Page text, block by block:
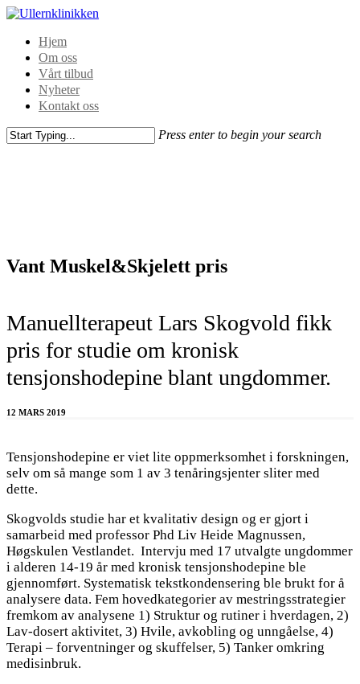
Hjem
Om oss
Vårt tilbud
Nyheter
Kontakt oss
Press enter to begin your search
Vant Muskel&Skjelett pris
Manuellterapeut Lars Skogvold fikk
pris for studie om kronisk
tensjonshodepine blant ungdommer.
12 MARS 2019
Tensjonshodepine er viet lite oppmerksomhet i forskningen,
selv om så mange som 1 av 3 tenåringsjenter sliter med
dette.
Skogvolds studie har et kvalitativ design og er gjort i
samarbeid med professor Phd Liv Heide Magnussen,
Høgskulen Vestlandet. Intervju med 17 utvalgte ungdommer
i alderen 14-19 år med kronisk tensjonshodepine ble
gjennomført. Systematisk tekstkondensering ble brukt for å
analysere data. Fem hovedkategorier av mestringsstrategier
fremkom av analysene 1) Struktur og rutiner i hverdagen, 2)
Lav-dosert aktivitet, 3) Hvile, avkobling og unngåelse, 4)
Terapi – forventninger og skuffelser, 5) Tanker omkring
medisinbruk.